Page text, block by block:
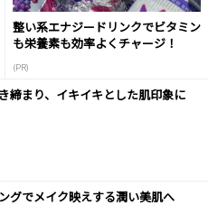
整い系エナジードリンクでビタミン
も栄養素も効率よくチャージ！
(PR)
締まり、イキイキとした肌印象に
グでメイク映えする潤い美肌へ